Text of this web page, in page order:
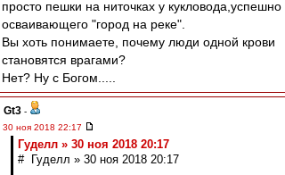
просто пешки на ниточках у кукловода,успешно
осваивающего "город на реке".
Вы хоть понимаете, почему люди одной крови
становятся врагами?
Нет? Ну с Богом.....
Gt3 -
30 ноя 2018 22:17
Гуделл » 30 ноя 2018 20:17
# Гуделл » 30 ноя 2018 20:17